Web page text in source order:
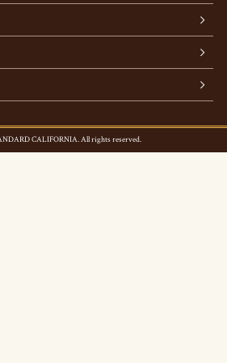
CALIFORNIA. All rights reserved.